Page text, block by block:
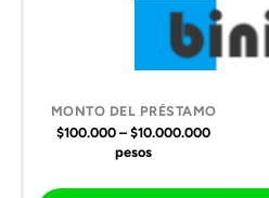
$100.000 – $10.000.000
pesos